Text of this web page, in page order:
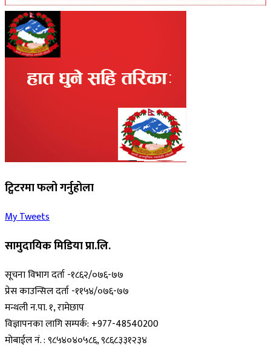
ट्विटरमा फलो गर्नुहोला
My Tweets
सामुदायिक मिडिया प्रा.लि.
सूचना विभाग दर्ता -१८६२/०७६-७७
प्रेस काउन्सिल दर्ता -११५४/०७६-७७
मन्थली न.पा. १, रामेछाप
विज्ञापनका लागि सम्पर्क: +977-48540200
मोबाईल नं. : ९८५४०४०५८६, ९८६८३३१२३४